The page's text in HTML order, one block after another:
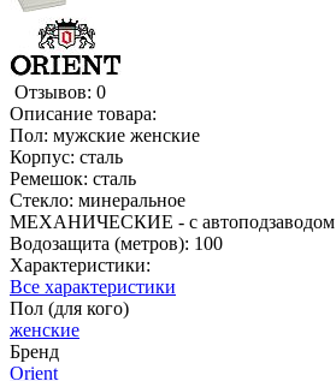
Отзывов: 0
Описание товара:
Пол: мужские женские
Корпус: сталь
Ремешок: сталь
Стекло: минеральное
МЕХАНИЧЕСКИЕ - с автоподзаводом
Водозащита (метров): 100
Характеристики:
Все характеристики
Пол (для кого)
женские
Бренд
Orient